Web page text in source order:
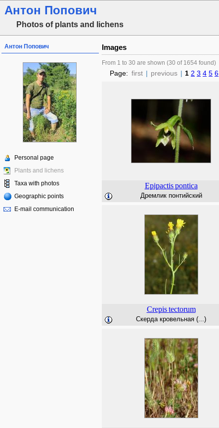
Антон Попович
Photos of plants and lichens
Антон Попович
Personal page
Plants and lichens
Taxa with photos
Geographic points
E-mail communication
Images
From 1 to 30 are shown (30 of 1654 found)
Page: first | previous | 1 2 3 4 5 6
Epipactis pontica
Дремлик понтийский
Crepis tectorum
Скерда кровельная (...)